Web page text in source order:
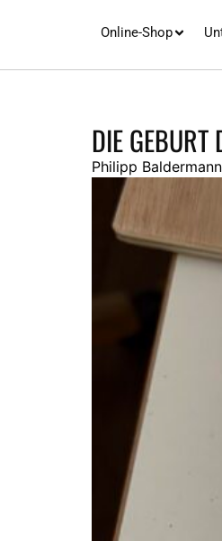
Online-Shop
DIE GEBURT
Philipp Baldermann